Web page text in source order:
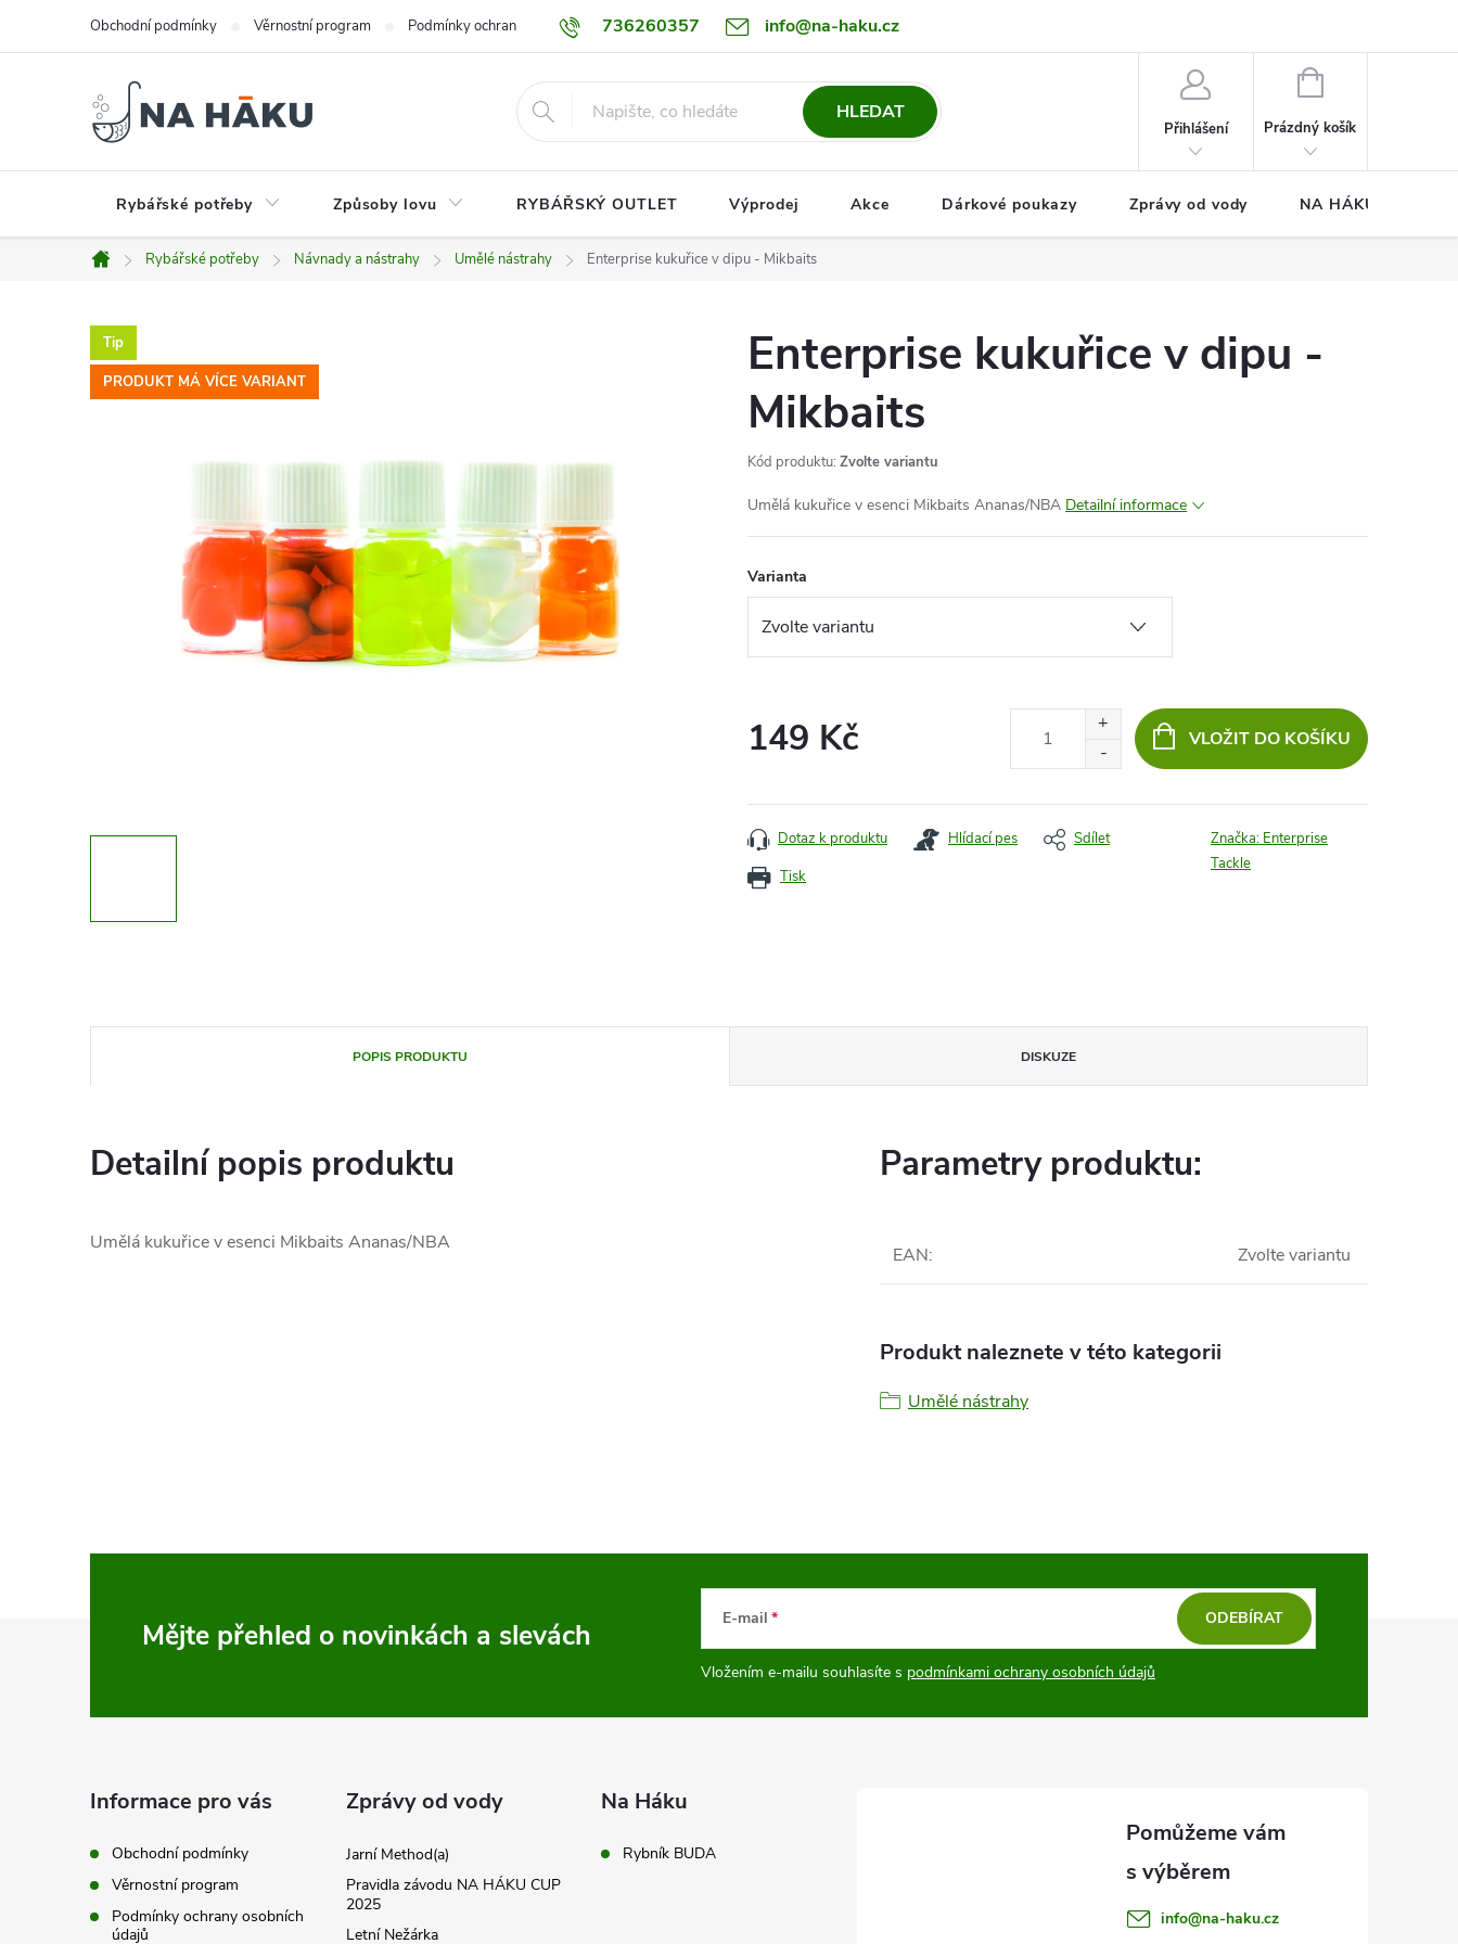
736260357 info@na-haku.cz
Obchodní podmínky Věrnostní program Podmínky ochrany osobních údajů Dopravy
HLEDAT
Přihlášení
NÁKUPNÍ
Prázdný košík
Rybářské potřeby Způsoby lovu RYBÁŘSKÝ OUTLET Výprodej Akce Dárkové poukazy Zprávy od vody NA HÁKU CUP
Domů
Rybářské potřeby Návnady a nástrahy Umělé nástrahy Enterprise kukuřice v dipu - Mikbaits
Tip
PRODUKT MÁ VÍCE VARIANT
Enterprise kukuřice v dipu -
Mikbaits
Kód produktu: Zvolte variantu
Umělá kukuřice v esenci Mikbaits Ananas/NBA Detailní informace
Varianta
149 Kč VLOŽIT DO KOŠÍKU
Tisk
Dotaz k produktu Hlídací pes Sdílet Značka: Enterprise
Tackle
POPIS PRODUKTU DISKUZE
Detailní popis produktu
Umělá kukuřice v esenci Mikbaits Ananas/NBA
Parametry produktu:
EAN: Zvolte variantu
Produkt naleznete v této kategorii
Umělé nástrahy
Mějte přehled o novinkách a slevách E-mail
Vložením e-mailu souhlasíte s podmínkami ochrany osobních údajů
ODEBÍRAT
Informace pro vás
Obchodní podmínky
Věrnostní program
Podmínky ochrany osobních
údajů
Zprávy od vody
Jarní Method(a)
Pravidla závodu NA HÁKU CUP
2025
Letní Nežárka
Na Háku
Rybník BUDA
info@na-haku.cz